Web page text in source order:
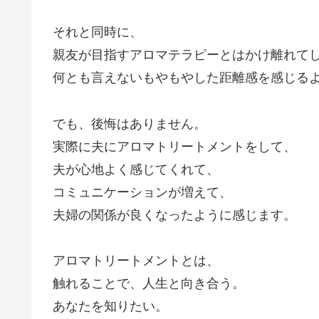
それと同時に、
親友が目指すアロマテラピーとはかけ離れてし
何とも言えないもやもやした距離感を感じる
でも、後悔はありません。
実際に夫にアロマトリートメントをして、
夫が心地よく感じてくれて、
コミュニケーションが増えて、
夫婦の関係が良くなったように感じます。
アロマトリートメントとは、
触れることで、人生と向き合う。
あなたを知りたい。